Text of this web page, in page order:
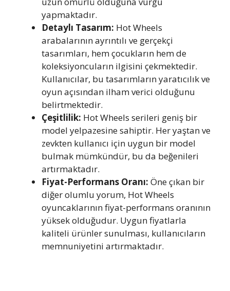
yapmaktadır.
Detaylı Tasarım: Hot Wheels
arabalarının ayrıntılı ve gerçekçi
tasarımları, hem çocukların hem de
koleksiyoncuların ilgisini çekmektedir.
Kullanıcılar, bu tasarımların yaratıcılık ve
oyun açısından ilham verici olduğunu
belirtmektedir.
Çeşitlilik: Hot Wheels serileri geniş bir
model yelpazesine sahiptir. Her yaştan ve
zevkten kullanıcı için uygun bir model
bulmak mümkündür, bu da beğenileri
artırmaktadır.
Fiyat-Performans Oranı: Öne çıkan bir
diğer olumlu yorum, Hot Wheels
oyuncaklarının fiyat-performans oranının
yüksek olduğudur. Uygun fiyatlarla
kaliteli ürünler sunulması, kullanıcıların
memnuniyetini artırmaktadır.